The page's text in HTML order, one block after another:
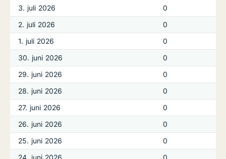
3. juli 2026
0
2. juli 2026
0
1. juli 2026
0
30. juni 2026
0
29. juni 2026
0
28. juni 2026
0
27. juni 2026
0
26. juni 2026
0
25. juni 2026
0
24. juni 2026
0